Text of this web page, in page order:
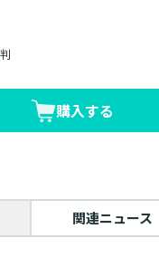
購入する
関連ニュース